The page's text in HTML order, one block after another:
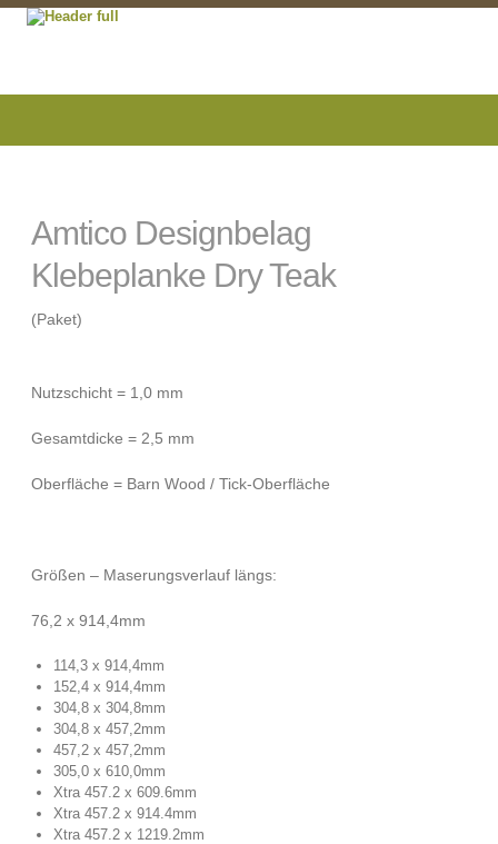
Amtico Designbelag
Klebeplanke Dry Teak
(Paket)
Nutzschicht = 1,0 mm
Gesamtdicke = 2,5 mm
Oberfläche = Barn Wood / Tick-Oberfläche
Größen – Maserungsverlauf längs:
76,2 x 914,4mm
114,3 x 914,4mm
152,4 x 914,4mm
304,8 x 304,8mm
304,8 x 457,2mm
457,2 x 457,2mm
305,0 x 610,0mm
Xtra 457.2 x 609.6mm
Xtra 457.2 x 914.4mm
Xtra 457.2 x 1219.2mm